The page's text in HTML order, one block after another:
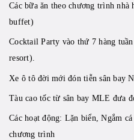
Các bữa ăn theo chương trình nhà
buffet)
Cocktail Party vào thứ 7 hàng
resort).
Xe ô tô đời mới đón tiễn sân bay
Tàu cao tốc từ sân bay MLE đưa
Các hoạt động: Lặn biển, Ngắm
chương trình